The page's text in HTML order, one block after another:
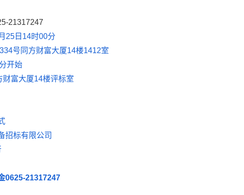
21317247
25 日 14时00分
334号同方财富大厦14楼1412室
分开始
财富大厦14楼评标室
招标有限公司
0625-21317247